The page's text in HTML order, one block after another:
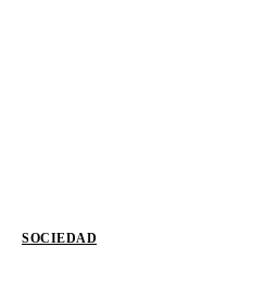
SOCIEDAD